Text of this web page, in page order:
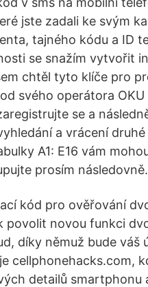
jste zadali ke svým
tajného kódu a ID
se snažím vytvořit
chtěl tyto klíče pro
svého operátora
se a
a vrácení
A1: E16 vám
prosím následovně.
kód pro ověřování
povolit novou funkci
díky němuž bude váš
cellphonehacks.com,
detailů